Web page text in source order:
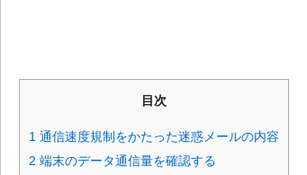
目次
1 通信速度規制をかたった迷惑メールの内容
2 端末のデータ通信量を確認する